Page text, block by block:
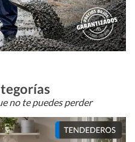
no te puedes perder